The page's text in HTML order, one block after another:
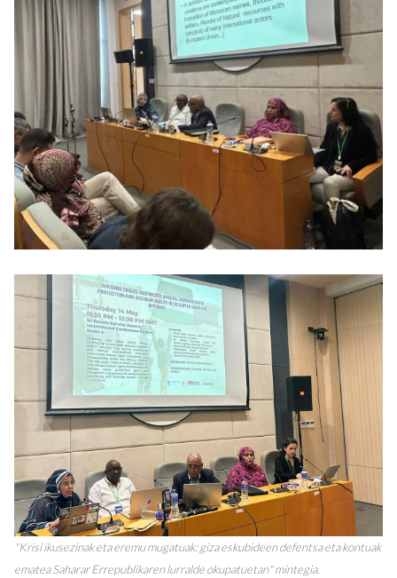
"Krisi ikusezinak eta eremu mugatuak: giza eskubideen defentsa eta kontuak
ematea Saharar Errepublikaren lurralde okupatuetan" mintegia.